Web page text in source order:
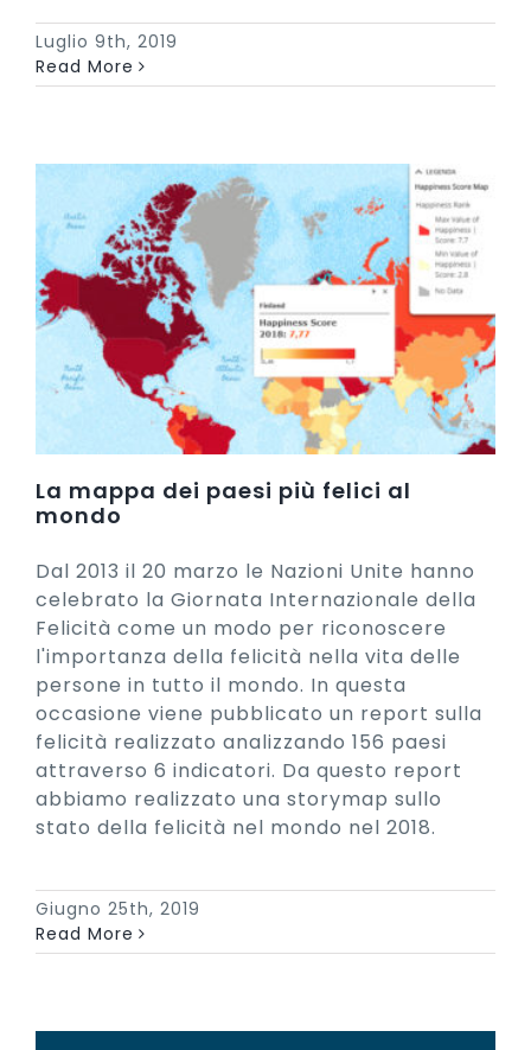
Luglio 9th, 2019
Read More
La mappa dei paesi più felici al
mondo
Dal 2013 il 20 marzo le Nazioni Unite hanno
celebrato la Giornata Internazionale della
Felicità come un modo per riconoscere
l'importanza della felicità nella vita delle
persone in tutto il mondo. In questa
occasione viene pubblicato un report sulla
felicità realizzato analizzando 156 paesi
attraverso 6 indicatori. Da questo report
abbiamo realizzato una storymap sullo
stato della felicità nel mondo nel 2018.
Giugno 25th, 2019
Read More